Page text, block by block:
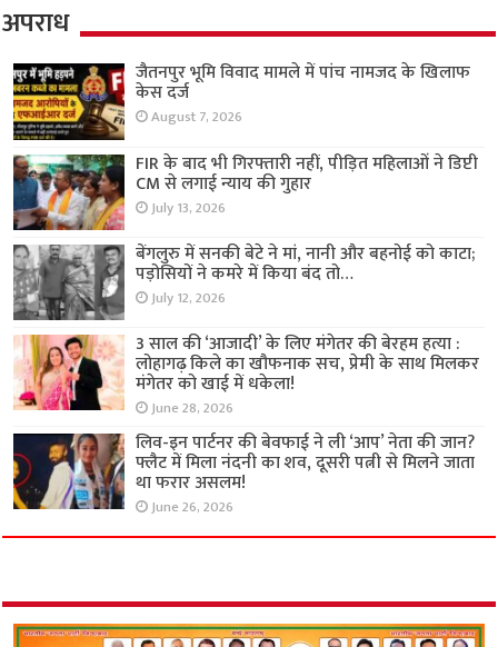
अपराध
जैतनपुर भूमि विवाद मामले में पांच नामजद के खिलाफ
केस दर्ज
August 7, 2026
FIR के बाद भी गिरफ्तारी नहीं, पीड़ित महिलाओं ने डिप्टी
CM से लगाई न्याय की गुहार
July 13, 2026
बेंगलुरु में सनकी बेटे ने मां, नानी और बहनोई को काटा;
पड़ोसियों ने कमरे में किया बंद तो…
July 12, 2026
3 साल की ‘आजादी’ के लिए मंगेतर की बेरहम हत्या :
लोहागढ़ किले का खौफनाक सच, प्रेमी के साथ मिलकर
मंगेतर को खाई में धकेला!
June 28, 2026
लिव-इन पार्टनर की बेवफाई ने ली ‘आप’ नेता की जान?
फ्लैट में मिला नंदनी का शव, दूसरी पत्नी से मिलने जाता
था फरार असलम!
June 26, 2026